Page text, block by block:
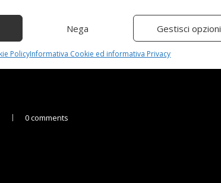
Nega Gestisci opzioni
PolicyInformativa Cookie ed informativa Privacy
0 comments